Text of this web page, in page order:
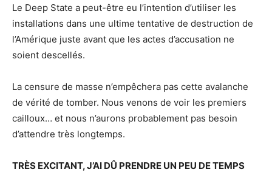
Le Deep State a peut-être eu l’intention d’utiliser les
installations dans une ultime tentative de destruction de
l’Amérique juste avant que les actes d’accusation ne
soient descellés.
La censure de masse n’empêchera pas cette avalanche
de vérité de tomber. Nous venons de voir les premiers
cailloux… et nous n’aurons probablement pas besoin
d’attendre très longtemps.
TRÈS EXCITANT, J’AI DÛ PRENDRE UN PEU DE TEMPS